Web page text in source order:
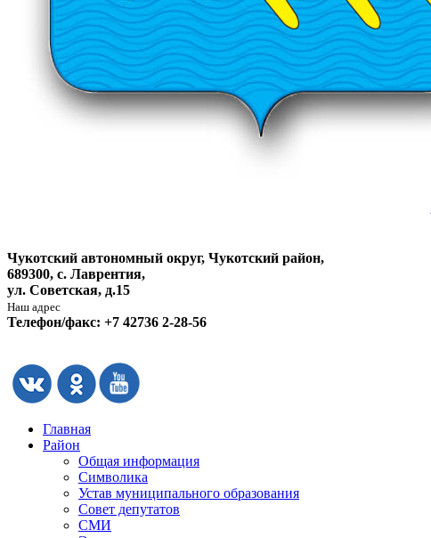
Чукотский автономный округ, Чукотский район,
689300, с. Лаврентия,
ул. Советская, д.15
Наш адрес
Телефон/факс: +7 42736 2-28-56
Главная
Район
Общая информация
Символика
Устав муниципального образования
Совет депутатов
СМИ